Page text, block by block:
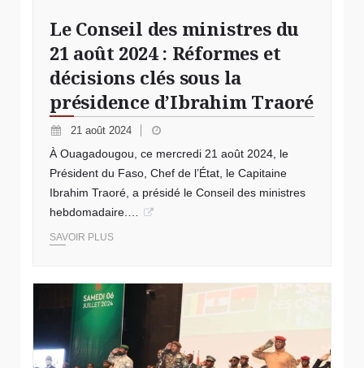
Le Conseil des ministres du
21 août 2024 : Réformes et
décisions clés sous la
présidence d’Ibrahim Traoré
21 août 2024
À Ouagadougou, ce mercredi 21 août 2024, le
Président du Faso, Chef de l’État, le Capitaine
Ibrahim Traoré, a présidé le Conseil des ministres
hebdomadaire.…
SAVOIR PLUS